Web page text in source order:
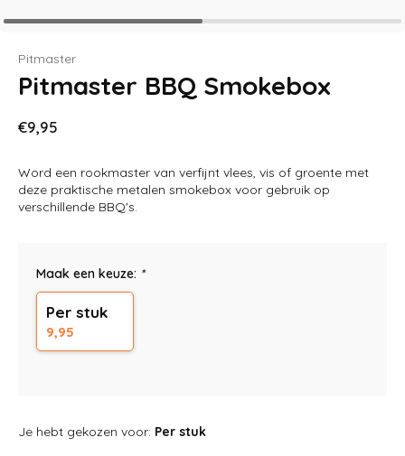
Pitmaster
Pitmaster BBQ Smokebox
€9,95
Word een rookmaster van verfijnt vlees, vis of groente met
deze praktische metalen smokebox voor gebruik op
verschillende BBQ's.
Maak een keuze: *
Per stuk
9,95
Je hebt gekozen voor: Per stuk